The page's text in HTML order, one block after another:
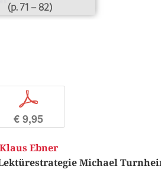
(p. 71 – 82)
p
€ 9,95
Klaus Ebner
Michael